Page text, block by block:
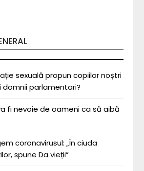
sexuală propun copiilor noștri
domnii parlamentari?
fi nevoie de oameni ca să aibă
coronavirusul: „În ciuda
spune Da vieții”